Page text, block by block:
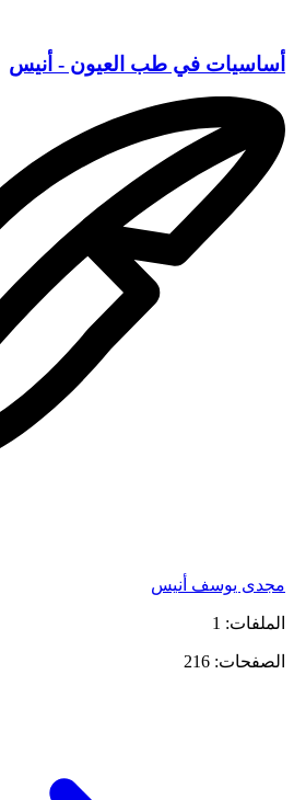
أساسيات في طب العيون - أنيس
مجدى يوسف أنيس
الملفات: 1
الصفحات: 216